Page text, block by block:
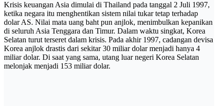
Krisis keuangan Asia dimulai di Thailand pada tanggal 2 Juli 1997,
ketika negara itu menghentikan sistem nilai tukar tetap terhadap
dolar AS. Nilai mata uang baht pun anjlok, menimbulkan kepanikan
di seluruh Asia Tenggara dan Timur. Dalam waktu singkat, Korea
Selatan turut terseret dalam krisis. Pada akhir 1997, cadangan devisa
Korea anjlok drastis dari sekitar 30 miliar dolar menjadi hanya 4
miliar dolar. Di saat yang sama, utang luar negeri Korea Selatan
melonjak menjadi 153 miliar dolar.